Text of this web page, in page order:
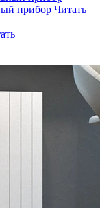
прибор Читать